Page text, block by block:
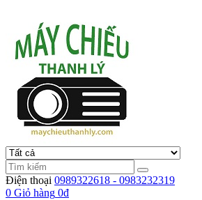
Điện thoại 0989322618 - 0983232319
0 Giỏ hàng 0đ